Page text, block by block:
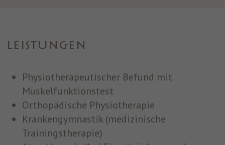
LEISTUNGEN
Physiotherapeutischer Befund mit
Muskelfunktionstest
Orthopädische Physiotherapie
Krankengymnastik (medizinische
Trainingstherapie)